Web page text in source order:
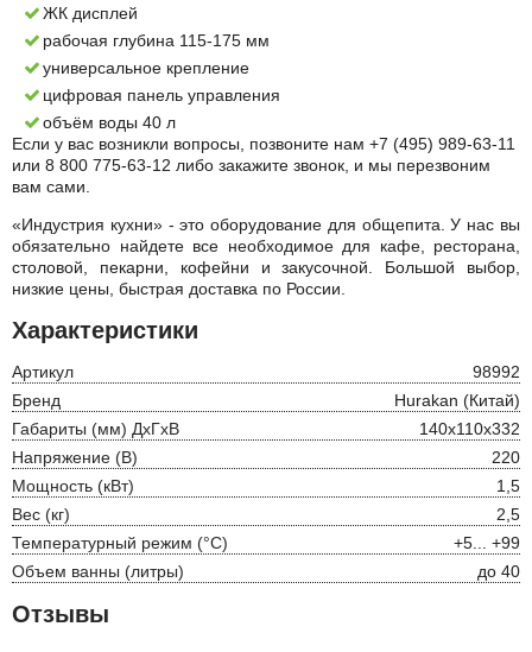
ЖК дисплей
рабочая глубина 115-175 мм
универсальное крепление
цифровая панель управления
объём воды 40 л
Если у вас возникли вопросы, позвоните нам +7 (495) 989-63-11
или 8 800 775-63-12 либо закажите звонок, и мы перезвоним
вам сами.
«Индустрия кухни» - это оборудование для общепита. У нас вы
обязательно найдете все необходимое для кафе, ресторана,
столовой, пекарни, кофейни и закусочной. Большой выбор,
низкие цены, быстрая доставка по России.
Характеристики
Артикул
98992
Бренд
Hurakan (Китай)
Габариты (мм) ДхГхВ
140х110х332
Напряжение (В)
220
Мощность (кВт)
1,5
Вес (кг)
2,5
Температурный режим (°С)
+5... +99
Объем ванны (литры)
до 40
Отзывы